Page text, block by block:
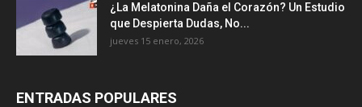
¿La Melatonina Daña el Corazón? Un Estudio
que Despierta Dudas, No...
jueves 15 enero, 2026
ENTRADAS POPULARES